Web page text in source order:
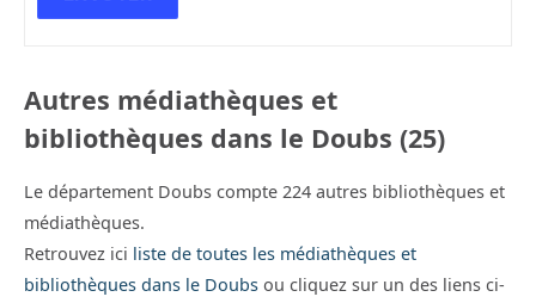
Autres médiathèques et
bibliothèques dans le Doubs (25)
Le département Doubs compte 224 autres bibliothèques et
médiathèques.
Retrouvez ici liste de toutes les médiathèques et
bibliothèques dans le Doubs ou cliquez sur un des liens ci-